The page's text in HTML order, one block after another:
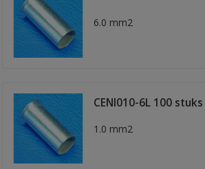
6.0 mm2
CENI010-6L 100 stuks
1.0 mm2